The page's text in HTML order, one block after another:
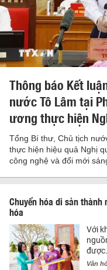
Thông báo Kết
nước Tô Lâm tại
ương thực hiện
Tổng Bí thư, Chủ tịch
thực hiện hiệu quả Nghị
công nghệ và đổi mới
Chuyển hóa di sản
hóa
Với
Văn